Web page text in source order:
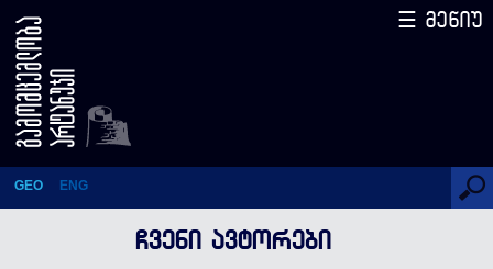
ივანე არჯევანიძე
GEO ENG
☰ მენიუ
ᲩᲕᲔᲜᲘ ᲐᲕᲢᲝᲠᲔᲑᲘ